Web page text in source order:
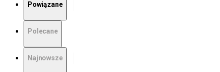
Powiązane
Polecane
Najnowsze